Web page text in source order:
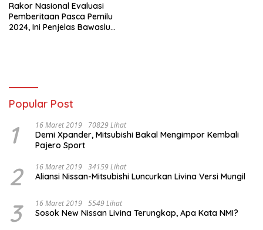
Rakor Nasional Evaluasi
Pemberitaan Pasca Pemilu
2024, Ini Penjelas Bawaslu
Popular Post
1 16 Maret 2019 70829 Lihat
Demi Xpander, Mitsubishi Bakal Mengimpor Kembali
Pajero Sport
2 16 Maret 2019 34159 Lihat
Aliansi Nissan-Mitsubishi Luncurkan Livina Versi Mungil
3 16 Maret 2019 5549 Lihat
Sosok New Nissan Livina Terungkap, Apa Kata NMI?